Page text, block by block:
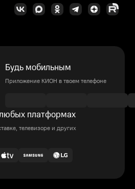
Будь мобильным
Приложение КИОН в твоем телефоне
платформах
телевизоре и других